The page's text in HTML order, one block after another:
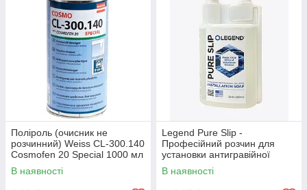
Поліроль (очисник не
розчинний) Weiss CL-300.140
Cosmofen 20 Special 1000 мл
В наявності
Legend Pure Slip -
Професійний розчин для
установки антигравійної
плівки 950 ml
В наявності